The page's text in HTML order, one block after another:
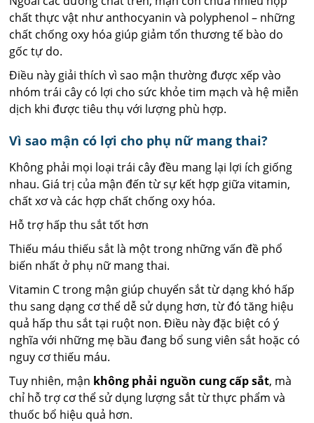
chất thực vật như anthocyanin và polyphenol – những
chất chống oxy hóa giúp giảm tổn thương tế bào do
gốc tự do.
Điều này giải thích vì sao mận thường được xếp vào
nhóm trái cây có lợi cho sức khỏe tim mạch và hệ miễn
dịch khi được tiêu thụ với lượng phù hợp.
Vì sao mận có lợi cho phụ nữ mang thai?
Không phải mọi loại trái cây đều mang lại lợi ích giống
nhau. Giá trị của mận đến từ sự kết hợp giữa vitamin,
chất xơ và các hợp chất chống oxy hóa.
Hỗ trợ hấp thu sắt tốt hơn
Thiếu máu thiếu sắt là một trong những vấn đề phổ
biến nhất ở phụ nữ mang thai.
Vitamin C trong mận giúp chuyển sắt từ dạng khó hấp
thu sang dạng cơ thể dễ sử dụng hơn, từ đó tăng hiệu
quả hấp thu sắt tại ruột non. Điều này đặc biệt có ý
nghĩa với những mẹ bầu đang bổ sung viên sắt hoặc có
nguy cơ thiếu máu.
Tuy nhiên, mận không phải nguồn cung cấp sắt, mà
chỉ hỗ trợ cơ thể sử dụng lượng sắt từ thực phẩm và
thuốc bổ hiệu quả hơn.